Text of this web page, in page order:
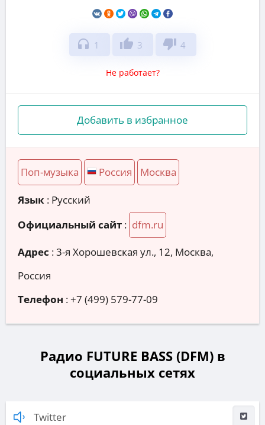
headphones 1 thumb_up 3 thumb_down 4
Не работает?
Добавить в избранное
Поп-музыка Россия Москва
Язык : Русский
Официальный сайт : dfm.ru
Адрес :3-я Хорошевская ул., 12, Москва,
Россия
Телефон :+7 (499) 579-77-09
Радио FUTURE BASS (DFM) в
социальных сетях
Twitter